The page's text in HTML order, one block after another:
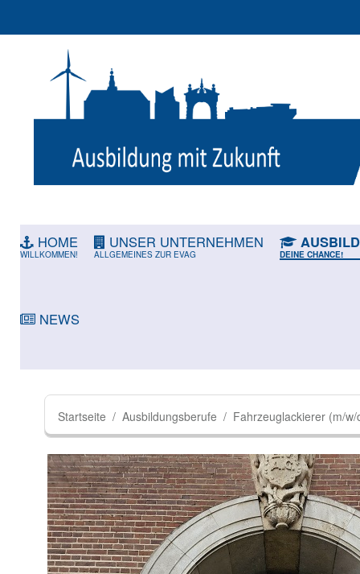
HOME
WILLKOMMEN!
UNSER UNTERNEHMEN
ALLGEMEINES ZUR EVAG DEINE CHANCE!
NEWS
Startseite Ausbildungsberufe Fahrzeuglackierer (m/w/